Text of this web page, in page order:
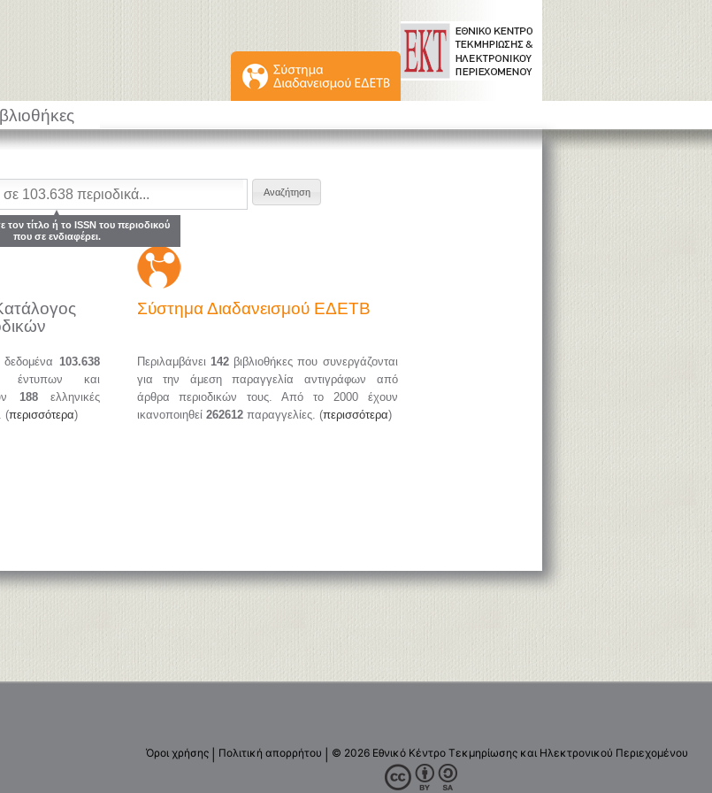
Σύστημα Διαδανεισμού ΕΔΕΤΒ
δεδομένα 103.638
έντυπων και
188ελληνικές
(περισσότερα)
Περιλαμβάνει 142βιβλιοθήκες που συνεργάζονται
για την άμεση παραγγελία αντιγράφων από
άρθρα περιοδικών τους. Από το 2000 έχουν
ικανοποιηθεί 262612παραγγελίες. (περισσότερα)
τίτλο ή το ISSN του περιοδικού
που σε ενδιαφέρει.